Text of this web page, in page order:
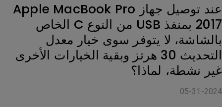
عند توصيل جهاز Apple MacBook Pro
2017 بمنفذ USB من النوع C الخاص
بالشاشة، لا يتوفر سوى خيار معدل
التحديث 30 هرتز وبقية الخيارات الأخرى
غير نشطة، لماذا؟
05-31-2024